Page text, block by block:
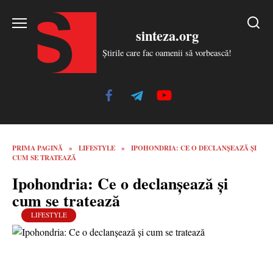
sinteza.org
Știrile care fac oamenii să vorbească!
PRIMA PAGINĂ » LIFESTYLE »
IPOHONDRIA: CE O DECLANŞEAZĂ ŞI
CUM SE TRATEAZĂ
Ipohondria: Ce o declanşează şi
cum se tratează
LIFESTYLE